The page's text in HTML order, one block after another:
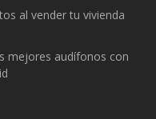
al vender tu vivienda
mejores audífonos con